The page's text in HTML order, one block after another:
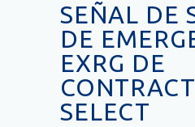
SEÑAL DE
DE
EXRG DE
SELECT